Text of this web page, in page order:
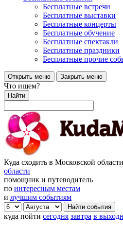
Бесплатные встречи
Бесплатные выставки
Бесплатные концерты
Бесплатные обучение
Бесплатные спектакли
Бесплатные праздники
Бесплатные прочие
Открыть меню Закрыть меню
Что ищем?
Найти
Куда сходить в Московской
области
помощник и путеводитель
по интересным местам
и лучшим событиям
куда пойти сегодня завтра в